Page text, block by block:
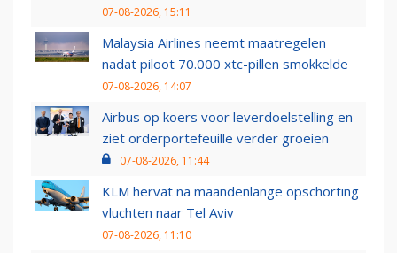
07-08-2026, 15:11
Malaysia Airlines neemt maatregelen
nadat piloot 70.000 xtc-pillen smokkelde
07-08-2026, 14:07
Airbus op koers voor leverdoelstelling en
ziet orderportefeuille verder groeien
07-08-2026, 11:44
KLM hervat na maandenlange opschorting
vluchten naar Tel Aviv
07-08-2026, 11:10